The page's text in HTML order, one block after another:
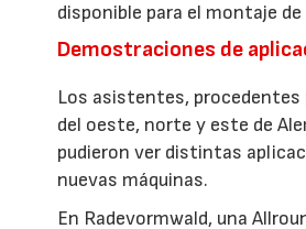
disponible para el montaje
Demostraciones de
Los asistentes,
del oeste, norte y este de
pudieron ver distintas
nuevas máquinas.
En Radevormwald, una